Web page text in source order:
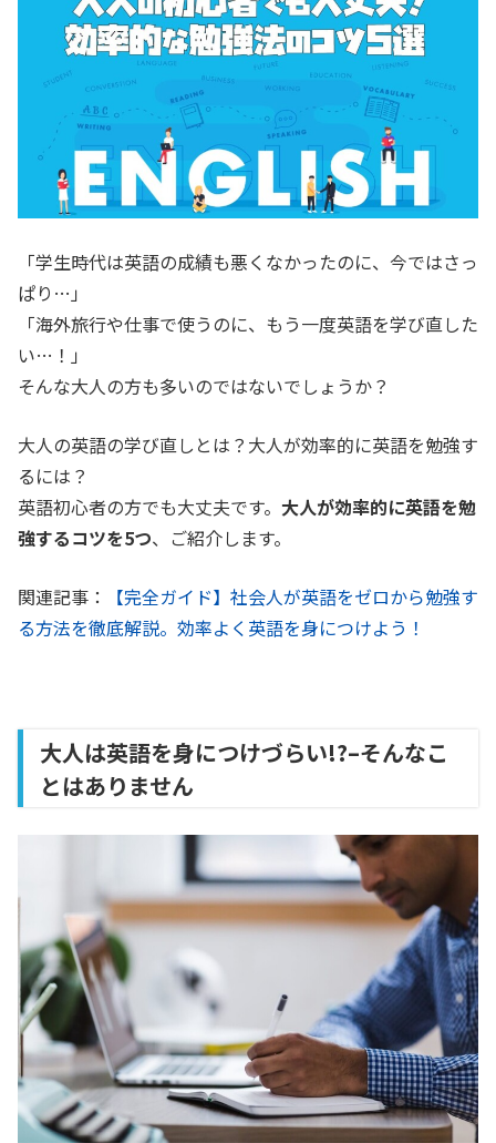
「学生時代は英語の成績も悪くなかったのに、今ではさっ
ぱり…」
「海外旅行や仕事で使うのに、もう一度英語を学び直した
い…！」
そんな大人の方も多いのではないでしょうか？
大人の英語の学び直しとは？大人が効率的に英語を勉強す
るには？
英語初心者の方でも大丈夫です。 大人が効率的に英語を勉
強するコツを5つ、ご紹介します。
関連記事：
【完全ガイド】社会人が英語をゼロから勉強す
る方法を徹底解説。効率よく英語を身につけよう！
大人は英語を身につけづらい!?–そんなこ
とはありません